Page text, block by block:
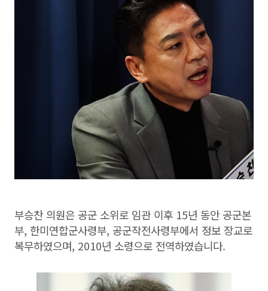
부승찬 의원은 공군 소위로 임관 이후 15년 동안 공군본
부, 한미연합군사령부, 공군작전사령부에서 정보 장교로
복무하였으며, 2010년 소령으로 전역하였습니다.